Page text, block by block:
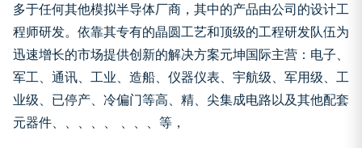
多于任何其他模拟半导体厂商，其中的产品由公司的设计工
程师研发。 依靠其专有的晶圆工艺和顶级的工程研发队伍为
迅速增长的市场提供创新的解决方案元坤国际主营：电子、
军工、通讯、工业、造船、仪器仪表、宇航级、军用级、工
业级、已停产、冷偏门等高、精、尖集成电路以及其他配套
元器件、 、 、 、 、 、 、 、 等，